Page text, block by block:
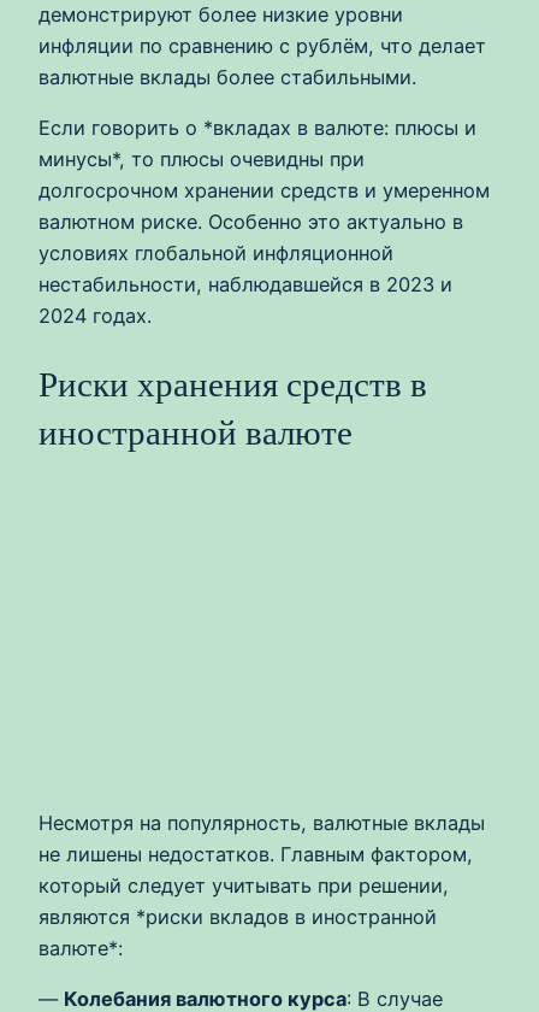
демонстрируют более низкие уровни
инфляции по сравнению с рублём, что делает
валютные вклады более стабильными.
Если говорить о *вкладах в валюте: плюсы и
минусы*, то плюсы очевидны при
долгосрочном хранении средств и умеренном
валютном риске. Особенно это актуально в
условиях глобальной инфляционной
нестабильности, наблюдавшейся в 2023 и
2024 годах.
Риски хранения средств в
иностранной валюте
Несмотря на популярность, валютные вклады
не лишены недостатков. Главным фактором,
который следует учитывать при решении,
являются *риски вкладов в иностранной
валюте*:
— Колебания валютного курса: В случае